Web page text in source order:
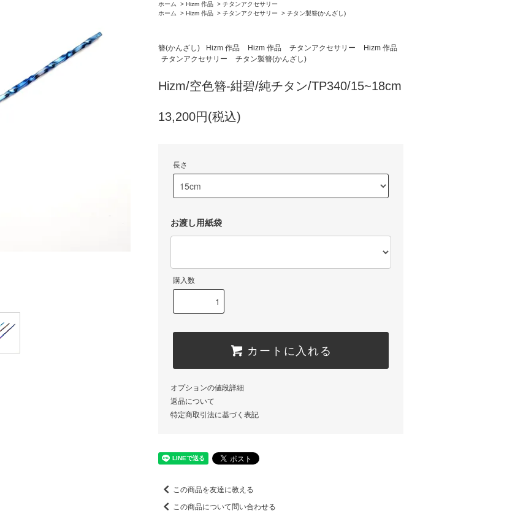
ホーム
> Hizm 作品 > チタンアクセサリー
ホーム
> Hizm 作品 > チタンアクセサリー > チタン製簪(かんざし)
簪(かんざし) Hizm 作品 Hizm 作品 チタンアクセサリー
Hizm 作品
チタンアクセサリー
チタン製簪(かんざし)
Hizm/空色簪-紺碧/純チタン/TP340/15~18cm
13,200円(税込)
長さ
お渡し用紙袋
購入数
カートに入れる
オプションの値段詳細
返品について
特定商取引法に基づく表記
この商品を友達に教える
この商品について問い合わせる